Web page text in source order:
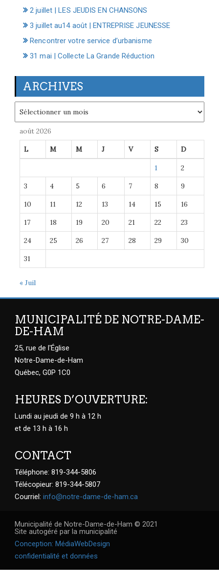
2 juillet | LES JEUDIS EN CHANSONS
3 juillet au14 août | ENTREPRISE JEUNESSE
Rencontrer votre service d’urbanisme
31 mai | Collecte La Grande Réduction
ARCHIVES
août 2026
L M M J V S D
1 2
3 4 5 6 7 8 9
10 11 12 13 14 15 16
17 18 19 20 21 22 23
24 25 26 27 28 29 30
31
« Juil
MUNICIPALITÉ DE NOTRE-DAME-
DE-HAM
25, rue de l'Église
Notre-Dame-de-Ham
Québec, G0P 1C0
HEURES D’OUVERTURE:
Lundi au jeudi de 9 h à 12 h
et de 13 h à 16 h
CONTACT
Téléphone: 819-344-5806
Télécopieur: 819-344-5807
Courriel: info@notre-dame-de-ham.ca
Municipalité de Notre-Dame-de-Ham © 2021
Site autogéré par la municipalité
Conception: MédiaWebDesign
confidentialité et données